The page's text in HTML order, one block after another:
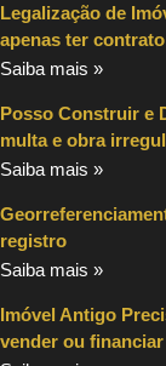
Legalização de
apenas ter contrato
Saiba mais »
Posso Construir e
multa e obra
Saiba mais »
registro
Saiba mais »
Imóvel Antigo
vender ou financiar